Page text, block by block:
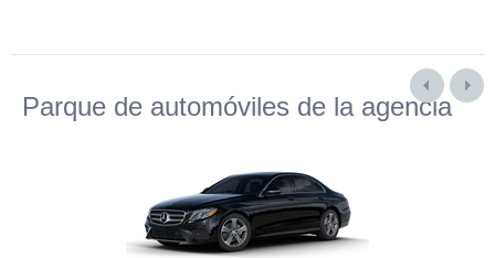
Parque de automóviles de la agencia